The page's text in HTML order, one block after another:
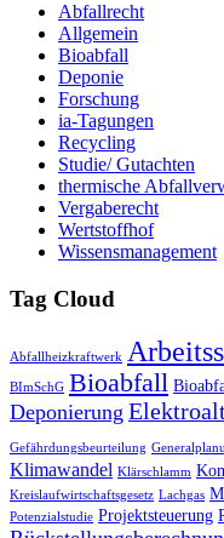
Abfallrecht
Allgemein
Bioabfall
Deponie
Forschung
ia-Tagungen
Recycling
Studie/ Gutachten
thermische
Vergaberecht
Wertstoffhof
Wissensmanagement
Tag Cloud
Abfallheizkraftwerk
BImSchG Bioabfall
Deponierung
Gefährdungsbeurteilung
Klimawandel Klärschlamm
Kreislaufwirtschaftsgesetz Lachgas
Potenzialstudie Projektsteuerung